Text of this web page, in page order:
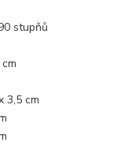
stupňů
3,5 cm